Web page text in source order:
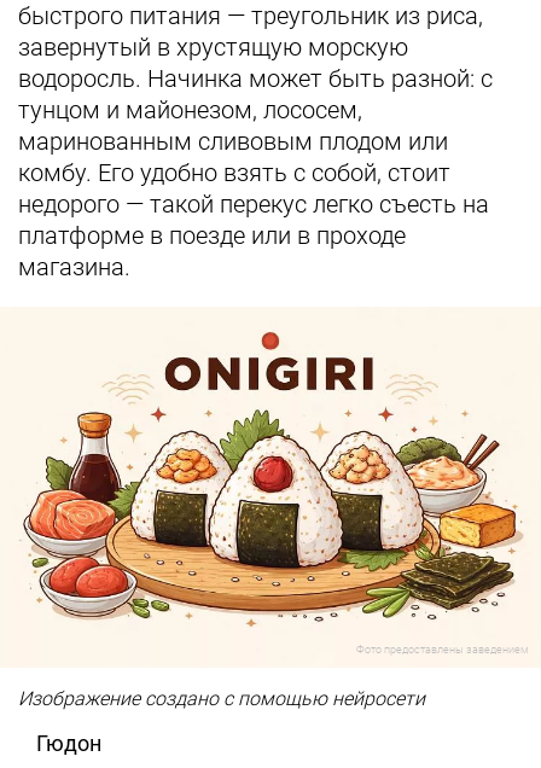
быстрого питания — треугольник из риса,
завернутый в хрустящую морскую
водоросль. Начинка может быть разной: с
тунцом и майонезом, лососем,
маринованным сливовым плодом или
комбу. Его удобно взять с собой, стоит
недорого — такой перекус легко съесть на
платформе в поезде или в проходе
магазина.
Фото предоставлены заведением
Изображение создано с помощью нейросети
Гюдон